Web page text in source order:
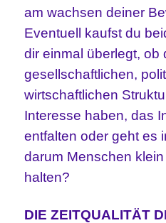
am wachsen deiner
Eventuell kaufst du
dir einmal überlegt, ob
gesellschaftlichen,
wirtschaftlichen
Interesse haben, das
entfalten oder geht es
darum Menschen
halten?
DIE ZEITQUALITÄT